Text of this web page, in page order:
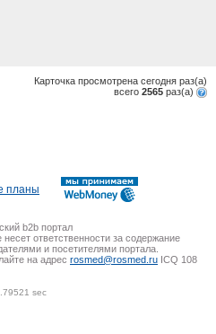
Карточка просмотрена сегодня раз(a)
всего 2565 раз(a)
планы
b2b портал
ответственности за содержание
и посетителями портала.
на адрес rosmed@rosmed.ru ICQ 108
sec